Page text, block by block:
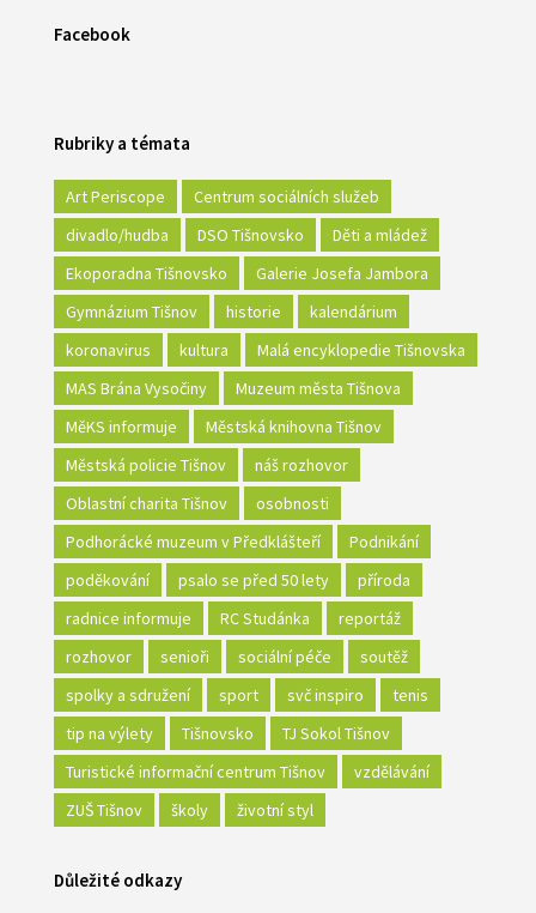
Facebook
Rubriky a témata
Art Periscope
Centrum sociálních služeb
divadlo/hudba
DSO Tišnovsko
Děti a mládež
Ekoporadna Tišnovsko
Galerie Josefa Jambora
Gymnázium Tišnov
historie
kalendárium
koronavirus
kultura
Malá encyklopedie Tišnovska
MAS Brána Vysočiny
Muzeum města Tišnova
MěKS informuje
Městská knihovna Tišnov
Městská policie Tišnov
náš rozhovor
Oblastní charita Tišnov
osobnosti
Podhorácké muzeum v Předklášteří
Podnikání
poděkování
psalo se před 50 lety
příroda
radnice informuje
RC Studánka
reportáž
rozhovor
senioři sociální péče
soutěž
spolky a sdružení
sport svč inspiro
tenis
tip na výlety
Tišnovsko
TJ Sokol Tišnov
Turistické informační centrum Tišnov
vzdělávání
ZUŠ Tišnov
školy životní styl
Důležité odkazy